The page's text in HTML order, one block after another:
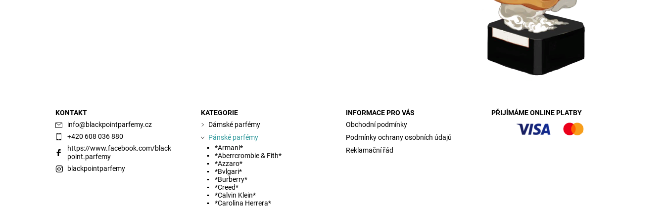
KONTAKT
info@blackpointparfemy.cz
+420 608 036 880
https://www.facebook.com/black
point.parfemy
blackpointparfemy
KATEGORIE
Dámské parfémy
Pánské parfémy
*Armani*
*Aberrcrombie & Fith*
*Azzaro*
*Bvlgari*
*Burberry*
*Creed*
*Calvin Klein*
*Carolina Herrera*
INFORMACE PRO VÁS
Obchodní podmínky
Podmínky ochrany osobních údajů
Reklamační řád
PŘIJÍMÁME ONLINE PLATBY